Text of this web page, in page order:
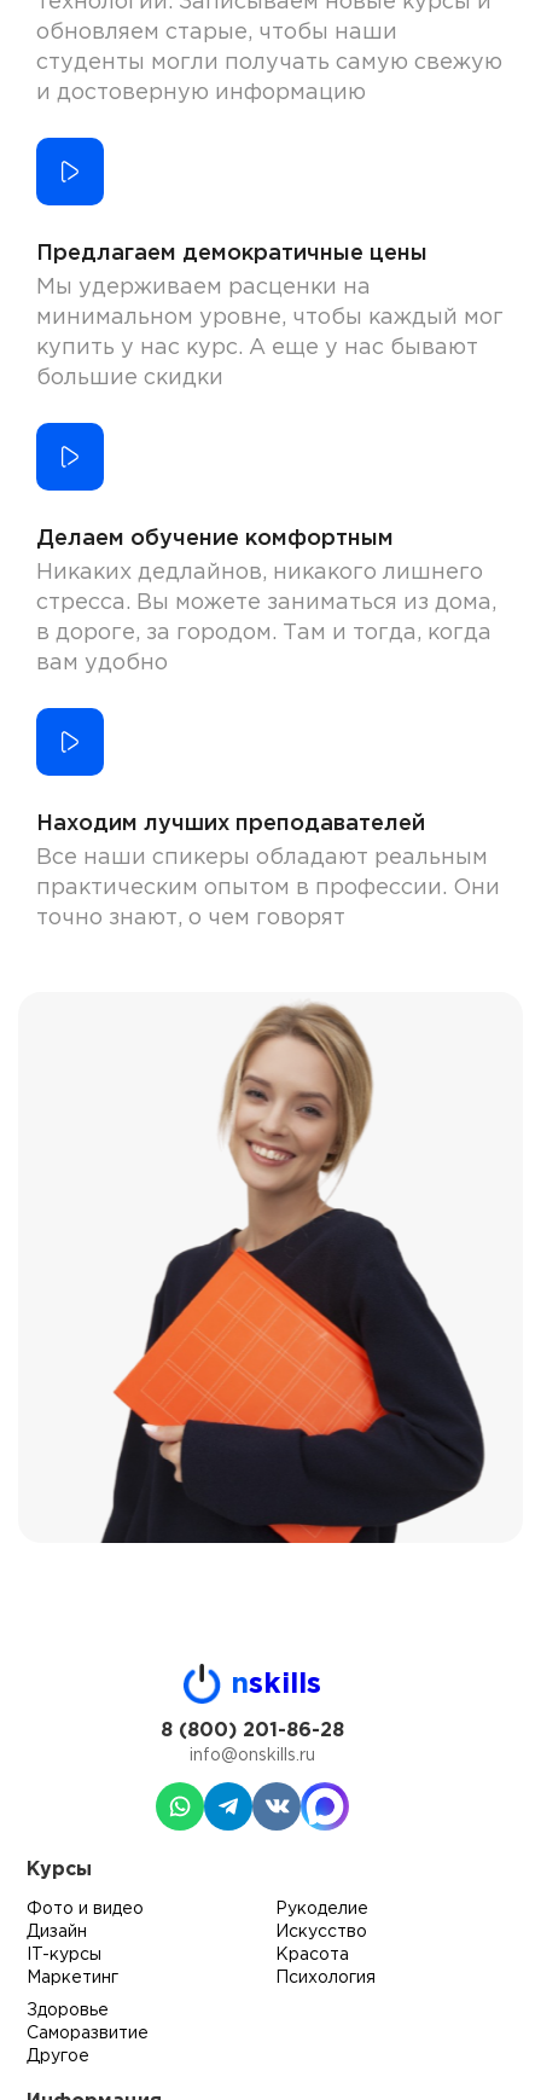
обновляем старые, чтобы наши
студенты могли получать самую свежую
и достоверную информацию
Предлагаем демократичные цены
Мы удерживаем расценки на
минимальном уровне, чтобы каждый мог
купить у нас курс. А еще у нас бывают
большие скидки
Делаем обучение комфортным
Никаких дедлайнов, никакого лишнего
стресса. Вы можете заниматься из дома,
в дороге, за городом. Там и тогда, когда
вам удобно
Находим лучших преподавателей
Все наши спикеры обладают реальным
практическим опытом в профессии. Они
точно знают, о чем говорят
nskills
8 (800) 201-86-28
info@onskills.ru
Курсы
Фото и видео
Дизайн
IT-курсы
Маркетинг
Рукоделие
Искусство
Красота
Психология
Здоровье
Саморазвитие
Другое